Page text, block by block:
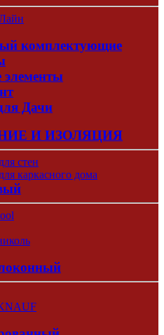
комплектующие
элементы
Дачи
И ИЗОЛЯЦИЯ
стен
каркасного дома